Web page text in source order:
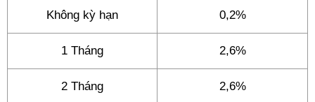
Không kỳ hạn 0,2%
1 Tháng 2,6%
2 Tháng 2,6%